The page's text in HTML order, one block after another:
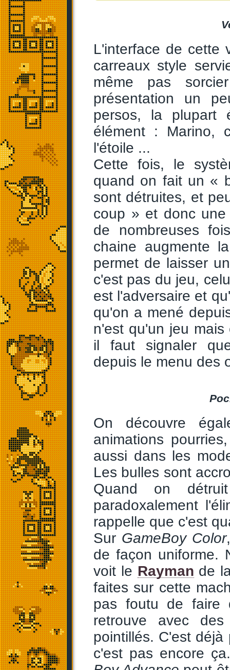
L'interface de cette
carreaux style
même pas
présentation un
persos, la plupart
élément : Marino,
l'étoile ...
Cette fois, le
quand on fait un «
sont détruites, et
coup » et donc
de nombreuses
chaine augmente
permet de laisser
c'est pas du jeu,
est l'adversaire et
qu'on a mené
n'est qu'un jeu
il faut signaler
depuis le menu des
On découvre
animations
aussi dans les
Les bulles sont
Quand on
paradoxalement
rappelle que c'est
Sur GameBoy Color
de façon uniforme.
voit le Rayman de
faites sur cette
pas foutu de faire
retrouve avec
pointillés. C'est
c'est pas encore